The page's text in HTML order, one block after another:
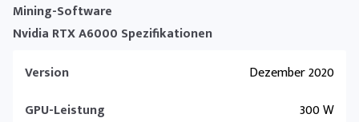
Mining-Software
Nvidia RTX A6000 Spezifikationen
Version
Dezember 2020
GPU-Leistung
300 W